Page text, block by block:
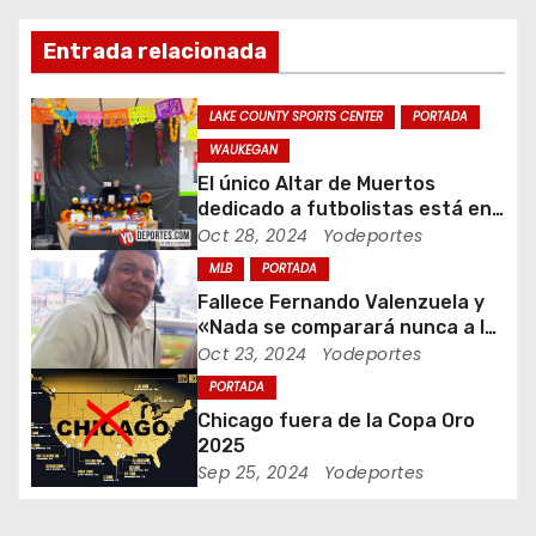
ó
n
d
e
e
n
t
r
a
Entrada relacionada
LAKE COUNTY SPORTS CENTER
PORTADA
WAUKEGAN
El único Altar de Muertos
dedicado a futbolistas está en
Waukegan Indoor
Oct 28, 2024 Yodeportes
MLB PORTADA
Fallece Fernando Valenzuela y
«Nada se comparará nunca a la
Fernandomania» dijo Jaime
Jarrin
Oct 23, 2024 Yodeportes
PORTADA
Chicago fuera de la Copa Oro
2025
Sep 25, 2024 Yodeportes